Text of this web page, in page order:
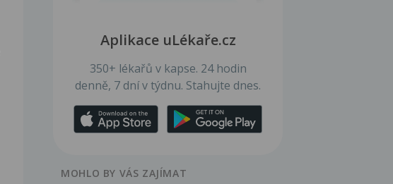
Aplikace uLékaře.cz
350+ lékařů v kapse. 24 hodin
denně, 7 dní v týdnu. Stahujte dnes.
MOHLO BY VÁS ZAJÍMAT